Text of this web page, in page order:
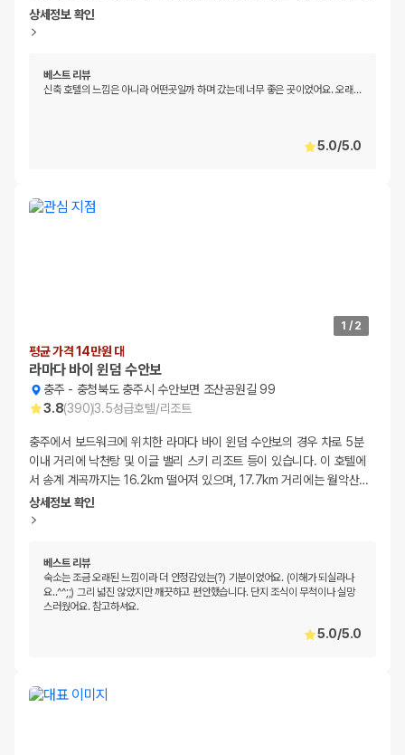
상세정보 확인
베스트 리뷰
신축 호텔의 느낌은 아니라 어떤곳일까 하며 갔는데 너무 좋은 곳이었어요. 오래…
5.0/5.0
1 / 2
평균 가격 14만원 대
라마다 바이 윈덤 수안보
충주 - 충청북도 충주시 수안보면 조산공원길 99
3.8(390)3.5성급호텔/리조트
충주에서 보드워크에 위치한 라마다 바이 윈덤 수안보의 경우 차로 5분
이내 거리에 낙천탕 및 이글 밸리 스키 리조트 등이 있습니다. 이 호텔에
서 송계 계곡까지는 16.2km 떨어져 있으며, 17.7km 거리에는 월악산…
상세정보 확인
베스트 리뷰
숙소는 조금 오래된 느낌이라 더 안정감있는(?) 기분이었어요. (이해가 되실라나
요..^^;;) 그리 넓진 않았지만 깨끗하고 편안했습니다. 단지 조식이 무척이나 실망
스러웠어요. 참고하셔요.
5.0/5.0